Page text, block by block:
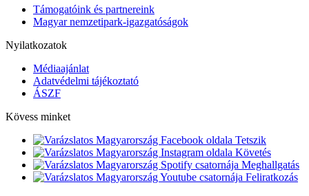
Támogatóink és partnereink
Magyar nemzetipark-igazgatóságok
Nyilatkozatok
Médiaajánlat
Adatvédelmi tájékoztató
ÁSZF
Kövess minket
Tetszik
Követés
Meghallgatás
Feliratkozás